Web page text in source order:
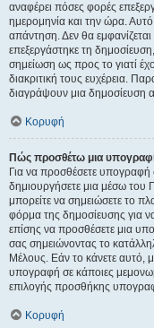
αναφέρει πόσες φορές
ημερομηνία και την ώρα. Αυτό
απάντηση. Δεν θα εμφανίζεται
επεξεργάστηκε τη
σημείωση ως προς το γιατί
διακριτική τους ευχέρεια.
διαγράψουν μια δημοσίευση
Κορυφή
Πώς προσθέτω μια
Για να προσθέσετε
δημιουργήσετε μια μέσω του
μπορείτε να σημειώσετε το
φόρμα της δημοσίευσης για
επίσης να προσθέσετε μια
σας σημειώνοντας το
Μέλους. Εάν το κάνετε αυτό,
υπογραφή σε κάποιες
επιλογής προσθήκης
Κορυφή